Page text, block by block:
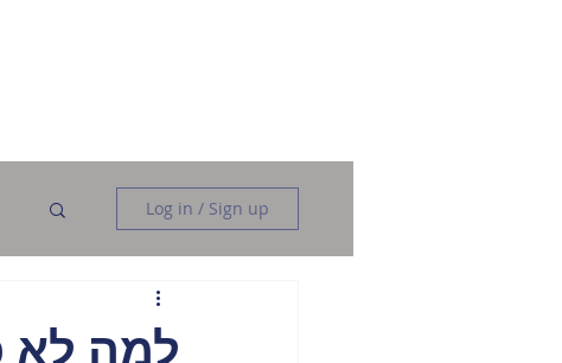
Log in / Sign up
למה לא